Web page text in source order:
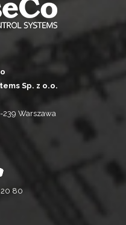
Sp. z o.o.
239 Warszawa
20 80